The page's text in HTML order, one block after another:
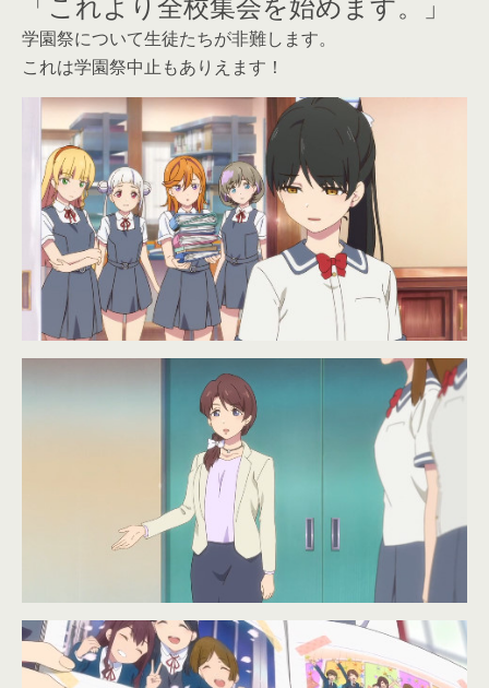
学園祭について生徒たちが非難します。
これは学園祭中止もありえます！